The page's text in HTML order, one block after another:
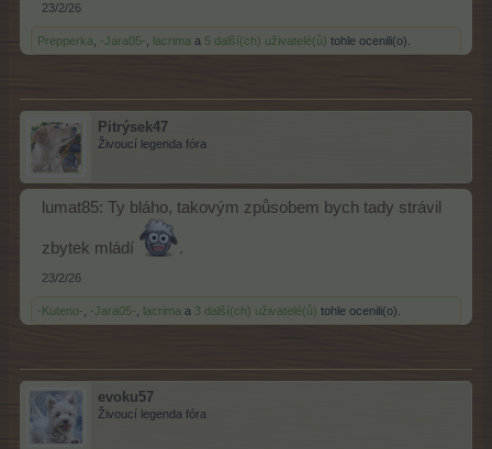
23/2/26
Prepperka -Jara05- lacrima a 5 další(ch) uživatelé(ů) tohle ocenili(o).
Pitrýsek47
Živoucí legenda fóra
lumat85: Ty bláho, takovým způsobem bych tady strávil
zbytek mládí .
23/2/26
-Kuteno- -Jara05- lacrima a 3 další(ch) uživatelé(ů) tohle ocenili(o).
evoku57
Živoucí legenda fóra